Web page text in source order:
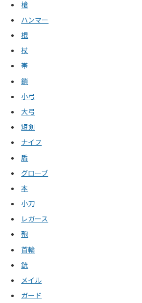
槍
ハンマー
棍
杖
帯
鎖
小弓
大弓
短剣
ナイフ
盾
グローブ
本
小刀
レガース
鞄
首輪
銃
メイル
ガード